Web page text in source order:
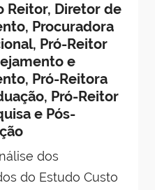
Reitor, Diretor de
Procuradora
Pró-Reitor
e
Pró-Reitora
Pró-Reitor
e Pós-
dos
do Estudo Custo